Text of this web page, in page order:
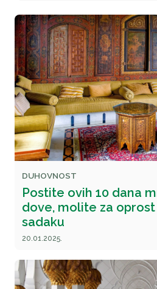
DUHOVNOST
Postite ovih 10 dana
dove, molite za
sadaku
20.01.2025.